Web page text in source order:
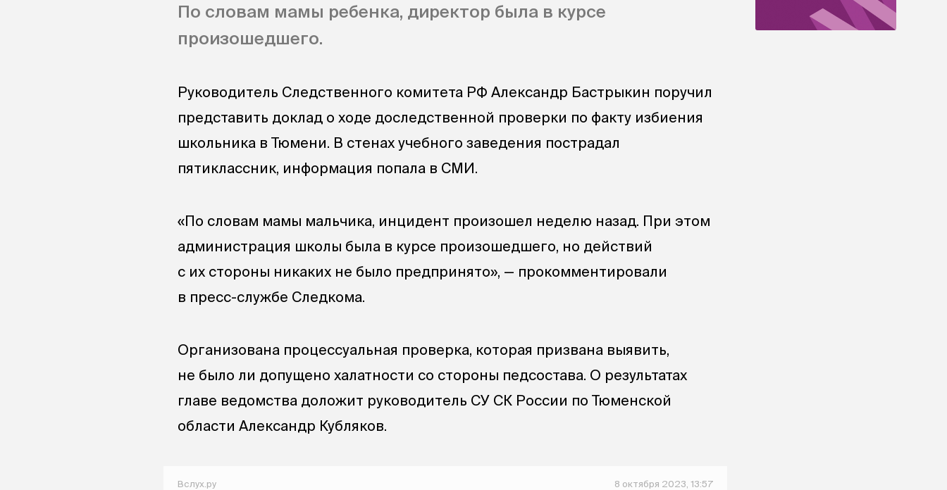
По словам мамы ребенка, директор была в курсе
произошедшего.
Руководитель Следственного комитета РФ Александр Бастрыкин поручил
представить доклад о ходе доследственной проверки по факту избиения
школьника в Тюмени. В стенах учебного заведения пострадал
пятиклассник, информация попала в СМИ.
«По словам мамы мальчика, инцидент произошел неделю назад. При этом
администрация школы была в курсе произошедшего, но действий
с их стороны никаких не было предпринято», — прокомментировали
в пресс-службе Следкома.
Организована процессуальная проверка, которая призвана выявить,
не было ли допущено халатности со стороны педсостава. О результатах
главе ведомства доложит руководитель СУ СК России по Тюменской
области Александр Кубляков.
Вслух.ру 8 октября 2023, 13:57